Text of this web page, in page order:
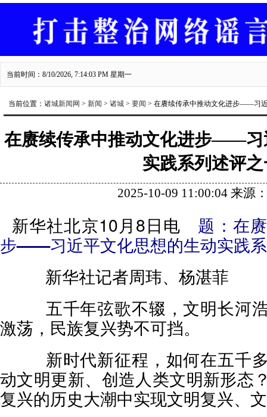
当前时间：8/10/2026, 7:14:04 PM 星期一
当前位置： 诸城新闻网 > 新闻 > 诸城 > 要闻 > 在赓续传承中推动文化进步——习
在赓续传承中推动文化进步——习
实践系列述评
2025-10-09 11:00:04 来源
新华社北京10月8日电 题：在
步——习近平文化思想的生动实践
新华社记者周玮、杨湛菲
五千年弦歌不辍，文明长河
激荡，民族复兴势不可挡。
新时代新征程，如何在五千
动文明更新、创造人类文明新形态
复兴的历史大潮中实现文明复兴、